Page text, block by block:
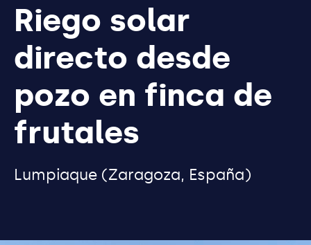
Riego solar
directo desde
pozo en finca de
frutales
Lumpiaque (Zaragoza, España)